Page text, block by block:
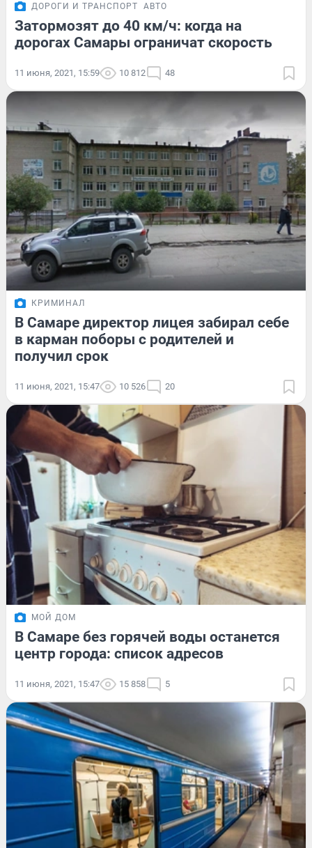
ДОРОГИ И ТРАНСПОРТ АВТО
Затормозят до 40 км/ч: когда на
дорогах Самары ограничат скорость
11 июня, 2021, 15:59 10 812 48
КРИМИНАЛ
В Самаре директор лицея забирал себе
в карман поборы с родителей и
получил срок
11 июня, 2021, 15:47 10 526 20
МОЙ ДОМ
В Самаре без горячей воды останется
центр города: список адресов
11 июня, 2021, 15:47 15 858 5